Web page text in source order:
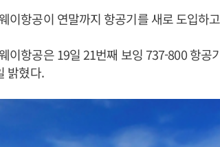
이항공이 연말까지 항공기를 새로 도입하
이항공은 19일 21번째 보잉 737-800 항
밝혔다.